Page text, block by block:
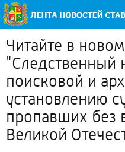
Читайте в
"Следственный
поисковой и
установлению
пропавших без
Великой